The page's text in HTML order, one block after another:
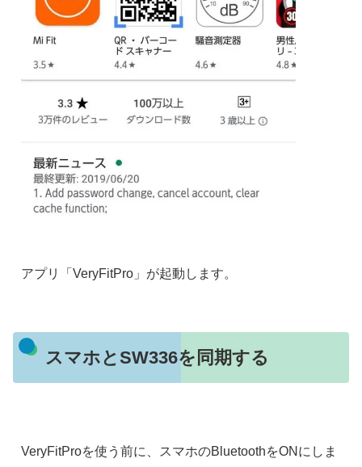
アプリ「VeryFitPro」が起動します。
スマホとSW336を同期する
VeryFitProを使う前に、スマホのBluetoothをONにしま